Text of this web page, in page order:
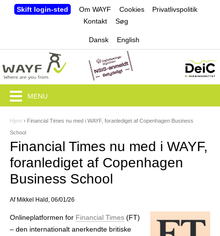
Jump to navigation
Skift login-sted Om WAYF Cookies
Privatlivspolitik
Kontakt
Søg
Dansk English
D
u
e
r
Hjem › Financial Times nu med i WAYF, foranlediget af Copenhagen Business
School
Financial Times nu med i WAYF,
foranlediget af Copenhagen
Business School
Af Mikkel Hald , 06/01/26
Online­platformen for Financial Times (FT)
– den internationalt anerkendte britiske
MENU